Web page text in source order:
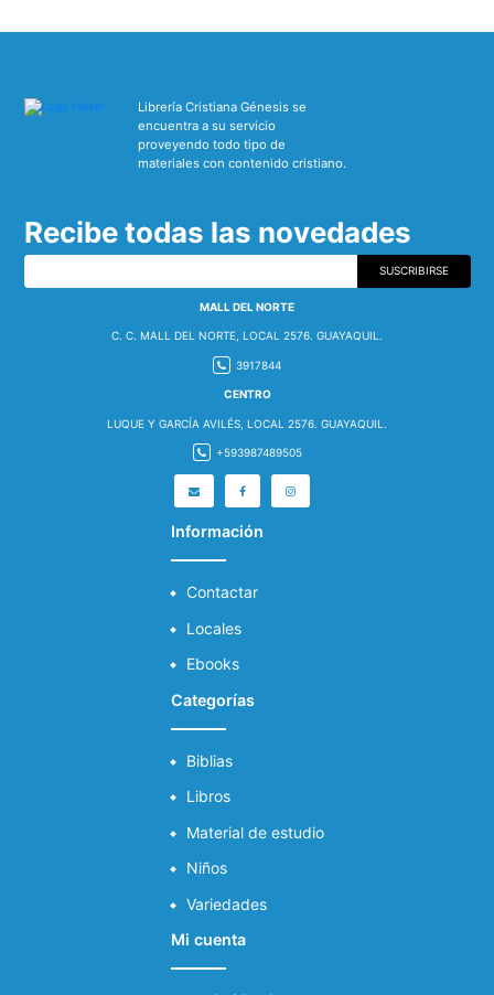
Librería Cristiana Génesis se
encuentra a su servicio
proveyendo todo tipo de
materiales con contenido cristiano.
Recibe todas las novedades
SUSCRIBIRSE
MALL DEL NORTE
C. C. MALL DEL NORTE, LOCAL 2576. GUAYAQUIL.
3917844
CENTRO
LUQUE Y GARCÍA AVILÉS, LOCAL 2576. GUAYAQUIL.
+593987489505
Información
Contactar
Locales
Ebooks
Categorías
Biblias
Libros
Material de estudio
Niños
Variedades
Mi cuenta